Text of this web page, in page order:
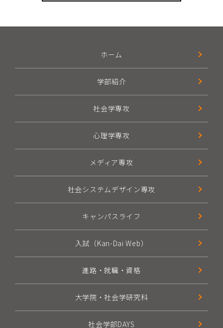
ホーム
学部紹介
社会学専攻
心理学専攻
メディア専攻
社会システムデザイン専攻
キャンパスライフ
入試（Kan-Dai Web）
進路・就職・資格
大学院・社会学研究科
社会学部DAYS